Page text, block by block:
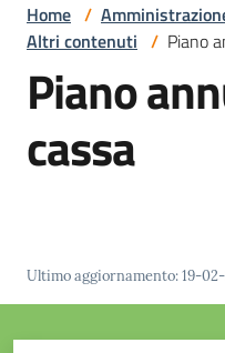
Azienda
Novità
Sede
e
contatti
Home /
Altri contenuti / Piano
Piano
cassa
Ultimo aggiornamento:19-